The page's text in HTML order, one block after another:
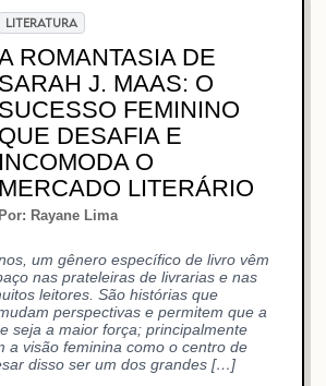
LITERATURA
ROMANTASIA DE
SARAH J. MAAS: O
SUCESSO FEMININO
QUE DESAFIA E
INCOMODA O
MERCADO LITERÁRIO
Por: Rayane Lima
um gênero específico de livro vêm
nas prateleiras de livrarias e nas
leitores. São histórias que
perspectivas e permitem que a
seja a maior força; principalmente
a visão feminina como o centro de
disso ser um dos grandes […]